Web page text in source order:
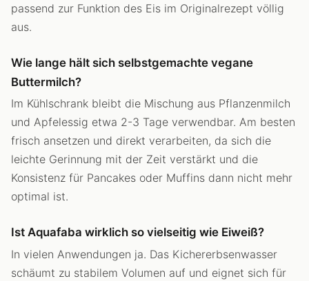
passend zur Funktion des Eis im Originalrezept völlig
aus.
Wie lange hält sich selbstgemachte vegane
Buttermilch?
Im Kühlschrank bleibt die Mischung aus Pflanzenmilch
und Apfelessig etwa 2-3 Tage verwendbar. Am besten
frisch ansetzen und direkt verarbeiten, da sich die
leichte Gerinnung mit der Zeit verstärkt und die
Konsistenz für Pancakes oder Muffins dann nicht mehr
optimal ist.
Ist Aquafaba wirklich so vielseitig wie Eiweiß?
In vielen Anwendungen ja. Das Kichererbsenwasser
schäumt zu stabilem Volumen auf und eignet sich für